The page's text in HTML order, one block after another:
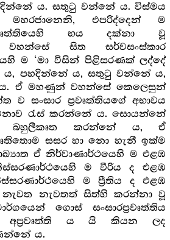
ය. සතුටු වන්නේ ය. විස්මය
එපරිද්දෙන් ම
භය දක්නා වූ
වහන්සේ සිත සර්වසංස්කාර
ම ‘මා විසින් පිළිසරණක් ලද්දේ
ය, පහදින්නේ ය, සතුටු වන්නේ ය,
ඒ මහණුන් වහන්සේ කෙලෙසුන්
සංසාර ප්‍ර‍වෘත්තියගේ අභාවය
රැස් කරන්නේ ය. සොයන්නේ
කරන්නේ ය, ඒ
සසර හා නො හැනී ඉක්ම
ඒ නිර්වාණාර්ථයෙහි ම එළඹ
ම වීරිය ද එළඹ
ම ප්‍රීතිය ද එළඹ
නැවතත් සිත්හි කරන්නා වූ
ගොස් සංසාරප්‍ර‍වෘත්තිය
අප්‍ර‍වෘත්ති ය යි කියන ලද
ය.